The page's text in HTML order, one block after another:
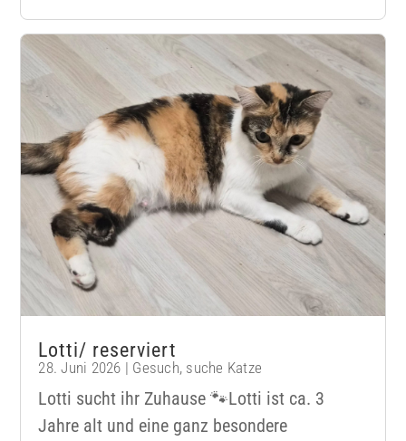
Lotti/ reserviert
28. Juni 2026 | Gesuch, suche Katze
Lotti sucht ihr Zuhause 🐾Lotti ist ca. 3
Jahre alt und eine ganz besondere